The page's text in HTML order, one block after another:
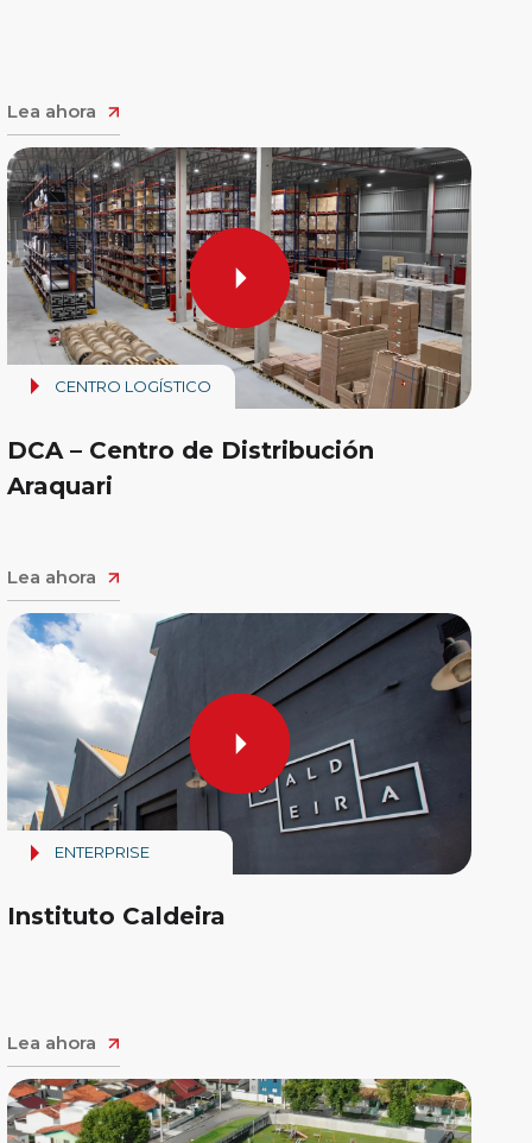
Lea ahora
CENTRO LOGÍSTICO
DCA – Centro de Distribución
Araquari
Lea ahora
ENTERPRISE
Instituto Caldeira
Lea ahora